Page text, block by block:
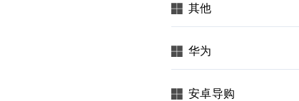
其他
华为
安卓导购